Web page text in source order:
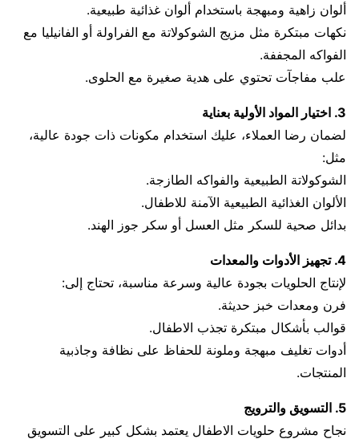
ألوان زاهية ومبهجة باستخدام ألوان غذائية طبيعية.
نكهات مبتكرة مثل مزيج الشوكولاتة مع الفراولة أو الفانيليا مع
الفواكه المجففة.
علب مفاجآت تحتوي على هدية صغيرة مع الحلوى.
3. اختيار المواد الأولية بعناية
لضمان رضا العملاء، عليك استخدام مكونات ذات جودة عالية،
مثل:
الشوكولاتة الطبيعية والفواكه الطازجة.
الألوان الغذائية الطبيعية الآمنة للاطفال.
بدائل صحية للسكر مثل العسل أو سكر جوز الهند.
4. تجهيز الأدوات والمعدات
لإنتاج الحلويات بجودة عالية وسرعة مناسبة، تحتاج إلى:
فرن ومعدات خبز حديثة.
قوالب بأشكال مبتكرة تجذب الاطفال.
أدوات تغليف مبهجة وملونة للحفاظ على نظافة وجاذبية
المنتجات.
5. التسويق والترويج
نجاح مشروع حلويات الاطفال يعتمد بشكل كبير على التسويق